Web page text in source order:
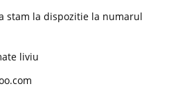
stam la dispozitie la numarul
liviu